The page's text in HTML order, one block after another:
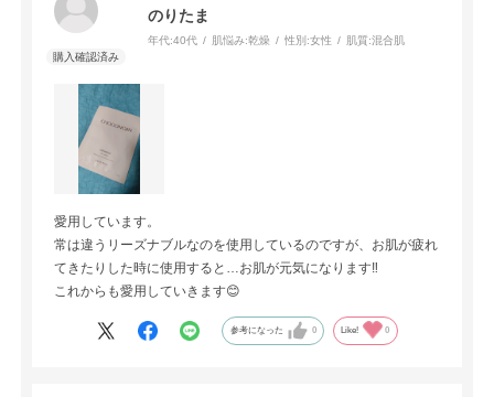
のりたま
年代:40代 肌悩み:乾燥 性別:女性 肌質:混合肌
愛用しています。
常は違うリーズナブルなのを使用しているのですが、お肌が疲れ
てきたりした時に使用すると…お肌が元気になります‼️
これからも愛用していきます😊
参考になった 0 Like! 0